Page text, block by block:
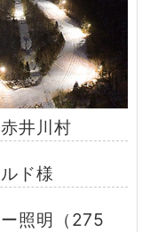
井川村
ド様
照明（275